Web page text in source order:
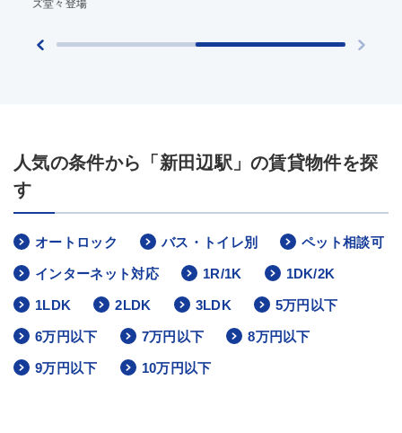
人気の条件から「新田辺駅」の賃貸物件を探
す
オートロック バス・トイレ別 ペット相談可
インターネット対応 1R/1K 1DK/2K
1LDK 2LDK 3LDK 5万円以下
6万円以下 7万円以下 8万円以下
9万円以下 10万円以下